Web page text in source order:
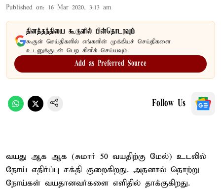
Published on: 16 Mar 2020, 3:13 am
தினத்தந்தியை கூகுளில் பின்தொடரவும்
கூகுள் செய்திகளில் எங்களின் முக்கியச் செய்திகளை
உடனுக்குடன் பெற கிளிக் செய்யவும்.
Add as Preferred Source
Follow Us
வயது ஆக ஆக (சுமார் 50 வயதிற்கு மேல்) உடலில்
நோய் எதிர்ப்பு சக்தி குறைகிறது. அதனால் தொற்று
நோய்கள் வயதானவர்களை எளிதில் தாக்குகிறது.